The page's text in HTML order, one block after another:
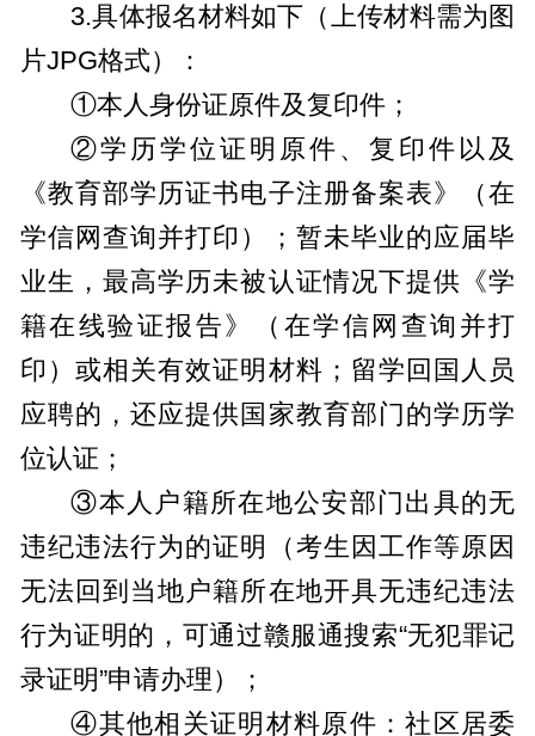
3.具体报名材料如下（上传材料需为图
片JPG格式）：
①本人身份证原件及复印件；
②学历学位证明原件、复印件以及
《教育部学历证书电子注册备案表》（在
学信网查询并打印）；暂未毕业的应届毕
业生，最高学历未被认证情况下提供《学
籍在线验证报告》（在学信网查询并打
印）或相关有效证明材料；留学回国人员
应聘的，还应提供国家教育部门的学历学
位认证；
③本人户籍所在地公安部门出具的无
违纪违法行为的证明（考生因工作等原因
无法回到当地户籍所在地开具无违纪违法
行为证明的，可通过赣服通搜索“无犯罪记
录证明”申请办理）；
④其他相关证明材料原件：社区居委